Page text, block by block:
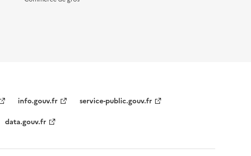
info.gouv.fr
service-public.gouv.fr
data.gouv.fr